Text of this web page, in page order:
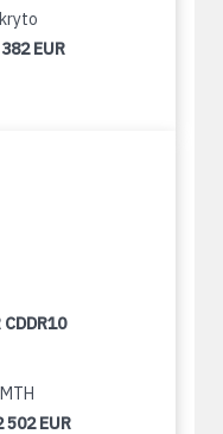
382 EUR
CDDR10
502 EUR